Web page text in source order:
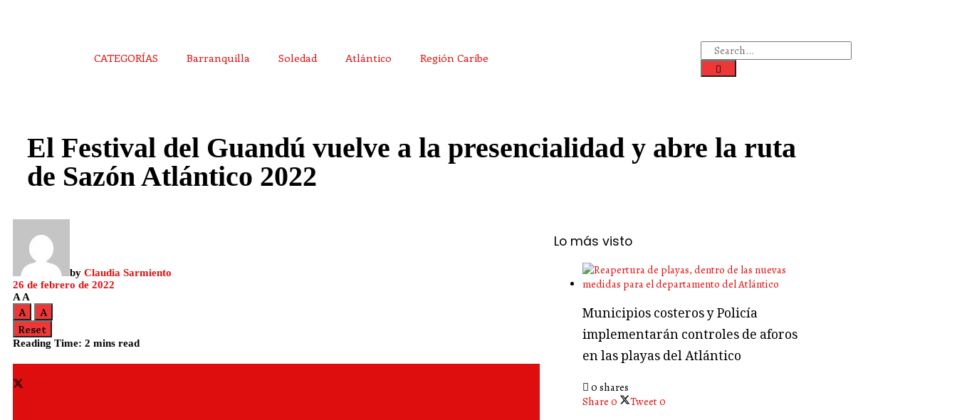
CATEGORÍAS Barranquilla Soledad Atlántico Región Caribe
El Festival del Guandú vuelve a la presencialidad y abre la ruta
de Sazón Atlántico 2022
by Claudia Sarmiento
26 de febrero de 2022
A A
A
A
Reset
Reading Time: 2 mins read
Lo más visto
Municipios costeros y Policía
implementarán controles de aforos
en las playas del Atlántico
0 shares
Share 0 Tweet0